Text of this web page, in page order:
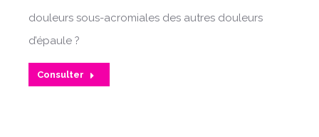
douleurs sous-acromiales des autres douleurs
d’épaule ?
Consulter